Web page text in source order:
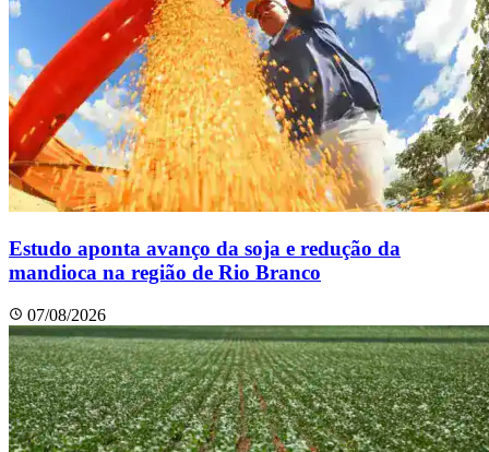
Estudo aponta avanço da soja e redução da
mandioca na região de Rio Branco
07/08/2026